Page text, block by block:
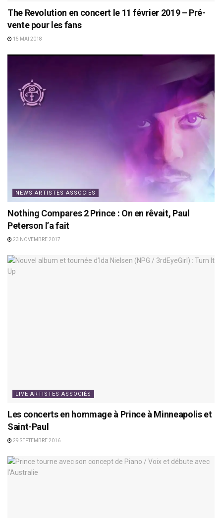
The Revolution en concert le 11 février 2019 – Pré-
vente pour les fans
15 MAI 2018
NEWS ARTISTES ASSOCIÉS
Nothing Compares 2 Prince : On en rêvait, Paul
Peterson l’a fait
23 NOVEMBRE 2017
LIVE ARTISTES ASSOCIÉS
Les concerts en hommage à Prince à Minneapolis et
Saint-Paul
29 SEPTEMBRE 2016